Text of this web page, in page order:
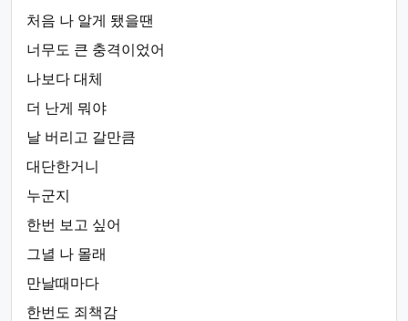
처음 나 알게 됐을땐
너무도 큰 충격이었어
나보다 대체
더 난게 뭐야
날 버리고 갈만큼
대단한거니
누군지
한번 보고 싶어
그녈 나 몰래
만날때마다
한번도 죄책감